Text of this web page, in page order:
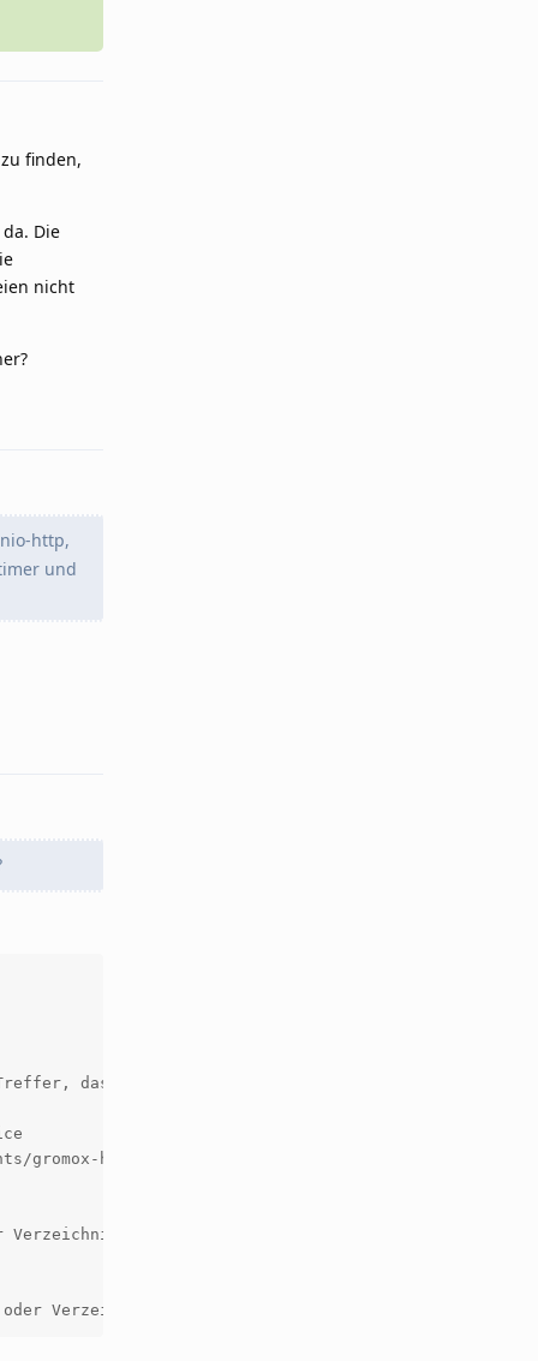
finden,
Die
nicht
http,
und
das muesste mehrfach gefunden werden
gromox-http.service -> /lib/systemd/system/gromox-
nicht gefunden